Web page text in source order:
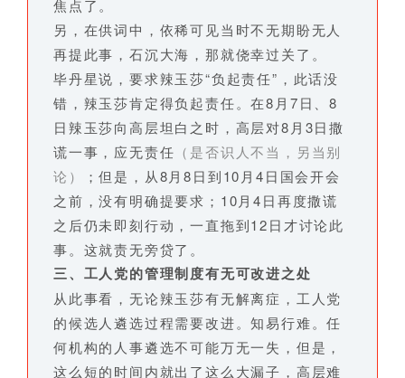
焦点了。
另，在供词中，依稀可见当时不无期盼无人
再提此事，石沉大海，那就侥幸过关了。
毕丹星说，要求辣玉莎“负起责任”，此话没
错，辣玉莎肯定得负起责任。在8月7日、8
日辣玉莎向高层坦白之时，高层对8月3日撒
谎一事，应无责任 （是否识人不当，另当别
论）
；但是，从8月8日到10月4日国会开会
之前，没有明确提要求；10月4日再度撒谎
之后仍未即刻行动，一直拖到12日才讨论此
事。这就责无旁贷了。
三、工人党的管理制度有无可改进之处
从此事看，无论辣玉莎有无解离症，工人党
的候选人遴选过程需要改进。知易行难。任
何机构的人事遴选不可能万无一失，但是，
这么短的时间内就出了这么大漏子，高层难